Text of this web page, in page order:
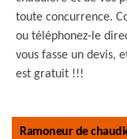
toute concurrence.
ou téléphonez-le
vous fasse un devis,
est gratuit !!!
Ramoneur de